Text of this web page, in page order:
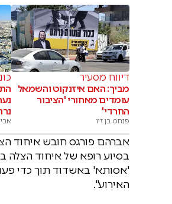
דיווח מסעיר
מביך: האם איזנקוט והשמאל
עומדים מאחורי 'הציבור
החרדי'
פנחס בן זיו
אברהם פורגס חובש איחוד
בסיוע רופא של איחוד הצלה
'אסותא' באשדוד תוך כדי
האירוע".